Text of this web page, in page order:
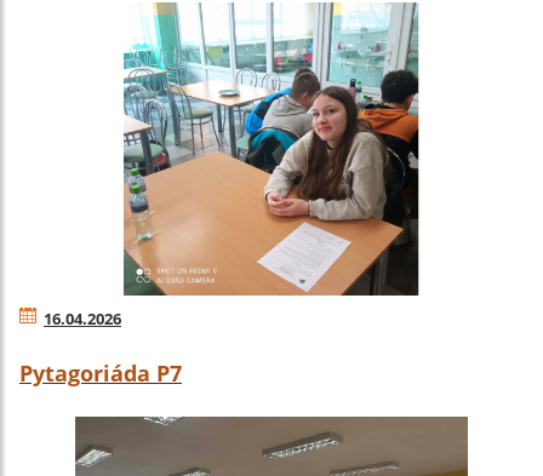
16.04.2026
Pytagoriáda P7